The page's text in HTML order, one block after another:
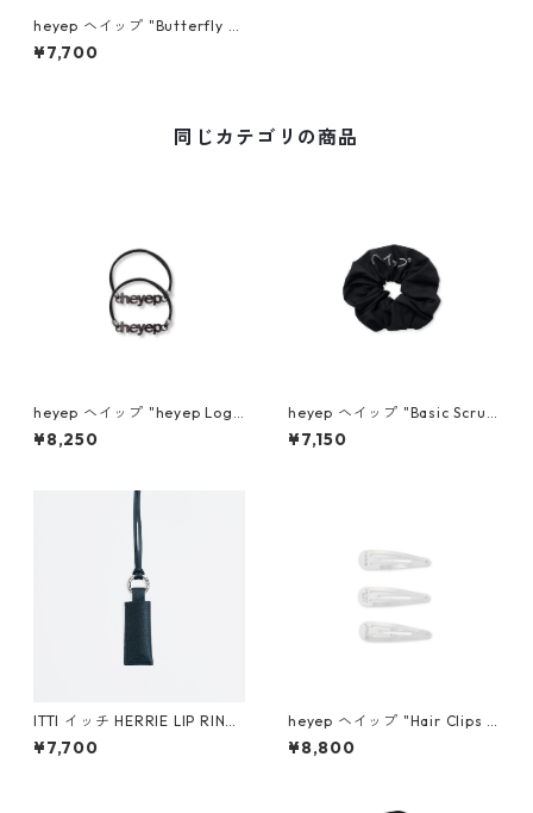
heyep ヘイップ "Butterfly J
oint Clip" hp04626
¥7,700
同じカテゴリの商品
heyep ヘイップ "heyep Logo
Hair Ties (2-piece)" (BLK) h
p07126
¥8,250
heyep ヘイップ "Basic Scrun
chie with KENKAGAMI" hp0
6626
¥7,150
ITTI イッチ HERRIE LIP RING
/ DIPLO FJORD (BLACK)
¥7,700
heyep ヘイップ "Hair Clips w
ith KENKAGAMI (3-piece)" h
p07026
¥8,800